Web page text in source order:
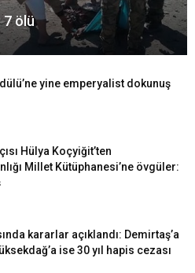
7 ölü
yine emperyalist dokunuş
Hülya Koçyiğit’ten
Millet Kütüphanesi’ne övgüler:
kararlar açıklandı: Demirtaş’a
ise 30 yıl hapis cezası